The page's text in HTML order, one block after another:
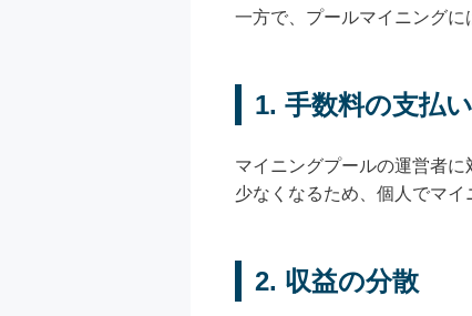
一方で、プールマイニングに
1. 手数料の支払い
マイニングプールの運営者
少なくなるため、個人でマイ
2. 収益の分散